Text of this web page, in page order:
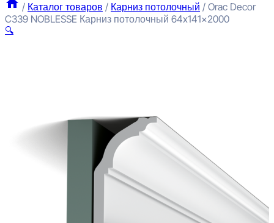
/ Каталог товаров / Карниз потолочный / Orac Decor
C339 NOBLESSE Карниз потолочный 64x141x2000
🔍